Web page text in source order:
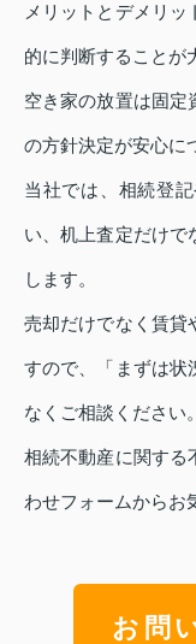
メリットとデメリ
的に判断することが
空き家の放置は固定
の方針決定が安心に
当社では、相続登
い、机上査定だけで
します。
売却だけでなく賃貸
すので、「まずは状
なくご相談ください。
相続不動産に関する
わせフォームからお
お問